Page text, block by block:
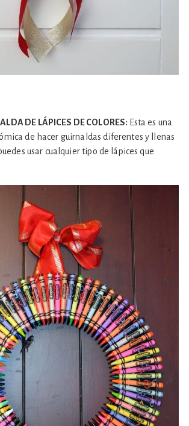
DE LÁPICES DE COLORES: Esta es una
de hacer guirnaldas diferentes y llenas
usar cualquier tipo de lápices que